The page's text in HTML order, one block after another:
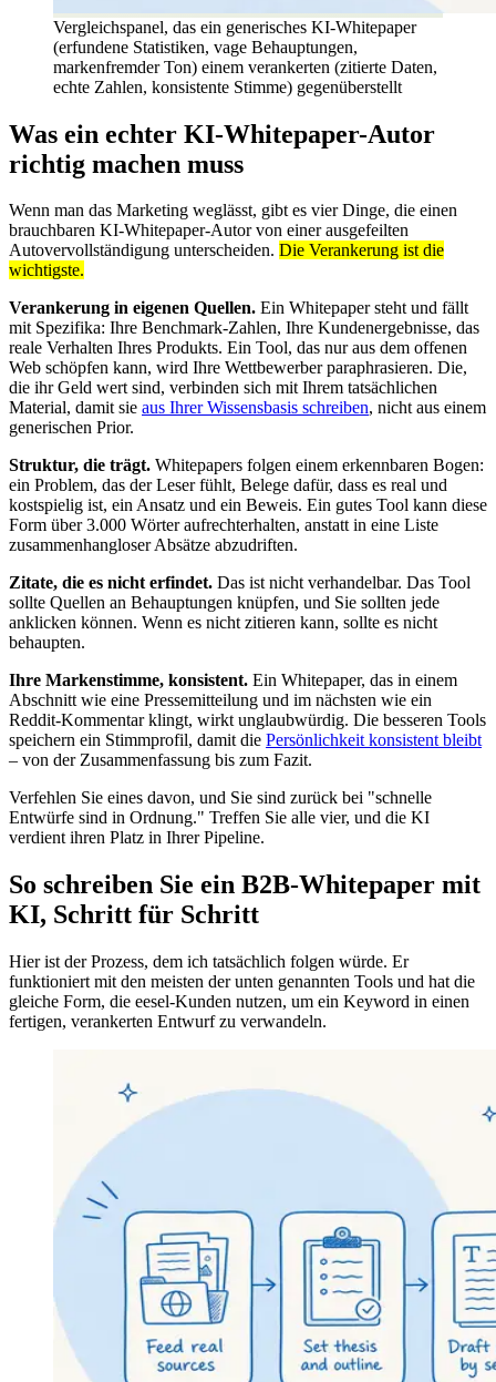
Vergleichspanel, das ein generisches KI-Whitepaper
(erfundene Statistiken, vage Behauptungen,
markenfremder Ton) einem verankerten (zitierte Daten,
echte Zahlen, konsistente Stimme) gegenüberstellt
Was ein echter KI-Whitepaper-Autor
richtig machen muss
Wenn man das Marketing weglässt, gibt es vier Dinge, die einen
brauchbaren KI-Whitepaper-Autor von einer ausgefeilten
Autovervollständigung unterscheiden. Die Verankerung ist die
wichtigste.
Verankerung in eigenen Quellen. Ein Whitepaper steht und fällt
mit Spezifika: Ihre Benchmark-Zahlen, Ihre Kundenergebnisse, das
reale Verhalten Ihres Produkts. Ein Tool, das nur aus dem offenen
Web schöpfen kann, wird Ihre Wettbewerber paraphrasieren. Die,
die ihr Geld wert sind, verbinden sich mit Ihrem tatsächlichen
Material, damit sie aus Ihrer Wissensbasis schreiben, nicht aus einem
generischen Prior.
Struktur, die trägt. Whitepapers folgen einem erkennbaren Bogen:
ein Problem, das der Leser fühlt, Belege dafür, dass es real und
kostspielig ist, ein Ansatz und ein Beweis. Ein gutes Tool kann diese
Form über 3.000 Wörter aufrechterhalten, anstatt in eine Liste
zusammenhangloser Absätze abzudriften.
Zitate, die es nicht erfindet. Das ist nicht verhandelbar. Das Tool
sollte Quellen an Behauptungen knüpfen, und Sie sollten jede
anklicken können. Wenn es nicht zitieren kann, sollte es nicht
behaupten.
Ihre Markenstimme, konsistent. Ein Whitepaper, das in einem
Abschnitt wie eine Pressemitteilung und im nächsten wie ein
Reddit-Kommentar klingt, wirkt unglaubwürdig. Die besseren Tools
speichern ein Stimmprofil, damit die Persönlichkeit konsistent bleibt
– von der Zusammenfassung bis zum Fazit.
Verfehlen Sie eines davon, und Sie sind zurück bei "schnelle
Entwürfe sind in Ordnung." Treffen Sie alle vier, und die KI
verdient ihren Platz in Ihrer Pipeline.
So schreiben Sie ein B2B-Whitepaper mit
KI, Schritt für Schritt
Hier ist der Prozess, dem ich tatsächlich folgen würde. Er
funktioniert mit den meisten der unten genannten Tools und hat die
gleiche Form, die eesel-Kunden nutzen, um ein Keyword in einen
fertigen, verankerten Entwurf zu verwandeln.